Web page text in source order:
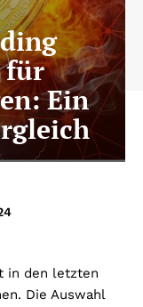
für
Ein
in den letzten
Die Auswahl